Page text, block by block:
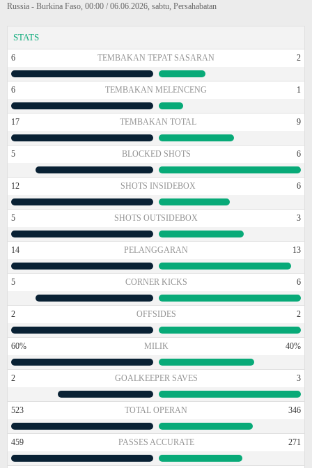
Russia - Burkina Faso, 00:00 / 06.06.2026, sabtu, Persahabatan
STATS
6 TEMBAKAN TEPAT SASARAN 2
6 TEMBAKAN MELENCENG 1
17 TEMBAKAN TOTAL 9
5 BLOCKED SHOTS 6
12 SHOTS INSIDEBOX 6
5 SHOTS OUTSIDEBOX 3
14 PELANGGARAN 13
5 CORNER KICKS 6
2 OFFSIDES 2
60% MILIK 40%
2 GOALKEEPER SAVES 3
523 TOTAL OPERAN 346
459 PASSES ACCURATE 271